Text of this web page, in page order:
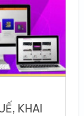
KHAI